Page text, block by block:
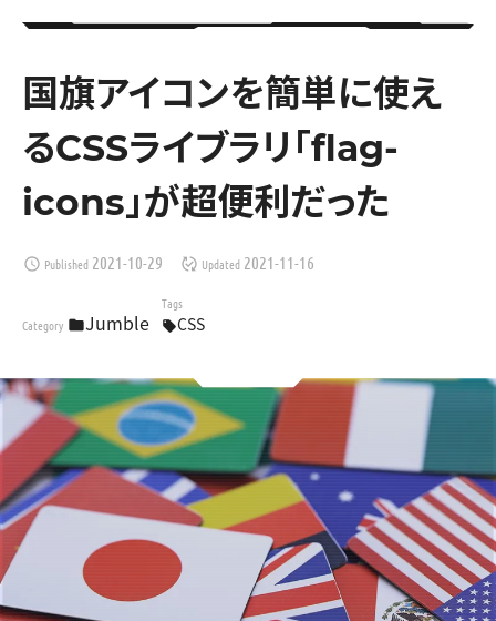
国旗アイコンを簡単に使え
るCSSライブラリ「flag-
icons」が超便利だった
schedule Published 2021-10-29 published_with_changes Updated 2021-11-16
Category folderJumble
Tags
local_offerCSS